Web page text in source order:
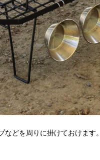
などを周りに掛けておけます。